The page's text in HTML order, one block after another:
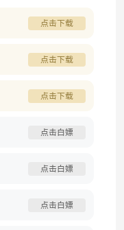
点击下载
点击下载
点击下载
点击白嫖
点击白嫖
点击白嫖